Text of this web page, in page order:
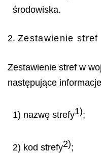
środowiska.
2. Zestawienie stref
Zestawienie stref w
następujące
1) nazwę strefy1);
2) kod strefy2);